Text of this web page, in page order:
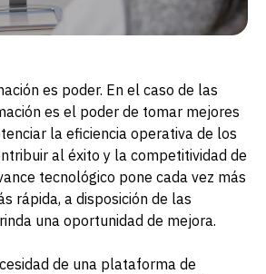
es poder. En el caso de las
es el poder de tomar mejores
la eficiencia operativa de los
al éxito y la competitividad de
tecnológico pone cada vez más
rápida, a disposición de las
una oportunidad de mejora.
de una plataforma de